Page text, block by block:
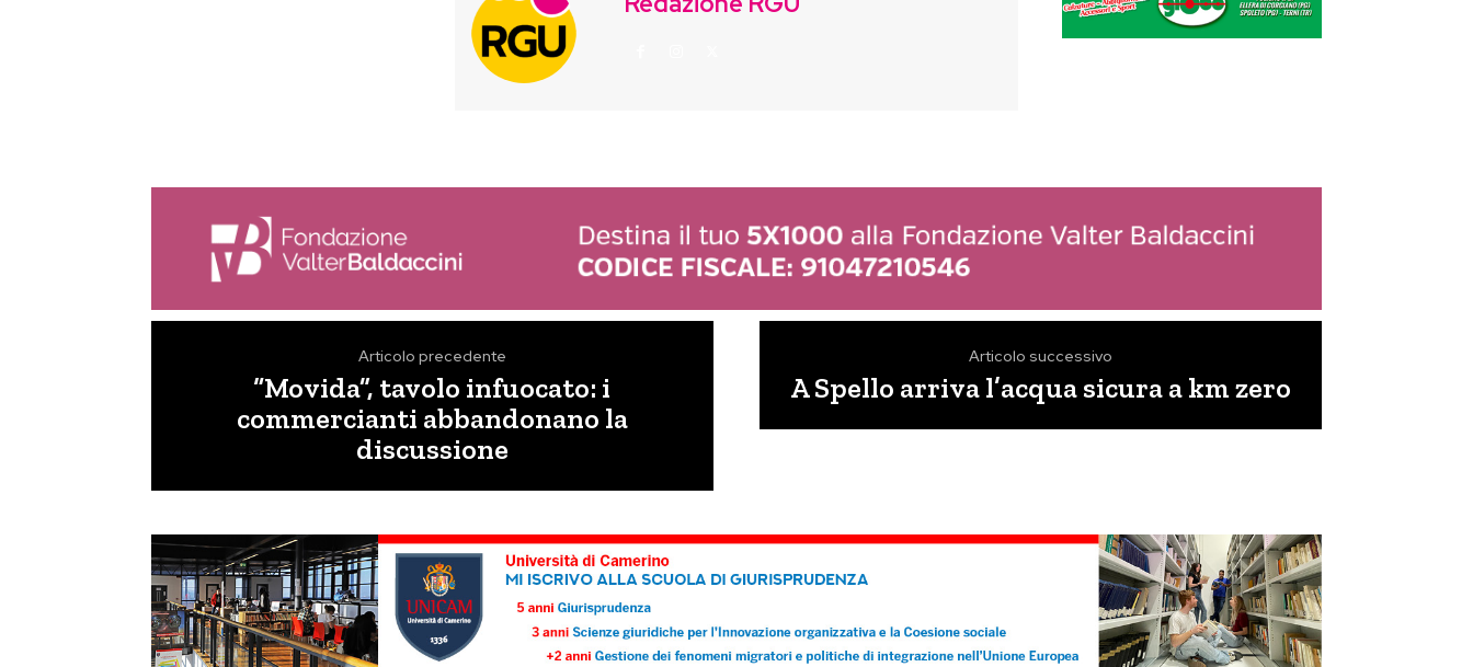
Articolo precedente
“Movida”, tavolo infuocato: i
commercianti abbandonano la
discussione
Articolo successivo
A Spello arriva l’acqua sicura a km zero